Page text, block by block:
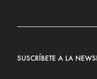
SUSCRÍBETE A LA